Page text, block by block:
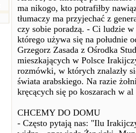
ma nikogo, kto potrafiłby
tłumaczy ma przyjechać z
czy sobie poradzą. - Ci ludzie
którego używa się na południe
Grzegorz Zasada z Ośrodka
mieszkających w Polsce
rozmówki, w których znalazły
świata arabskiego. Na razie
kręcących się po koszarach w
CHCEMY DO DOMU
- Często pytają nas: "Ilu